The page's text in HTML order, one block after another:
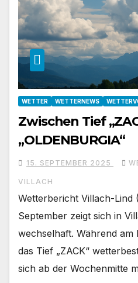
WETTER WETTERNEWS
Zwischen Tief
„OLDENBURGIA“
15. SEPTEMBER 2025
VILLACH
Wetterbericht Villach-Lind
September zeigt sich in
wechselhaft. Während
das Tief „ZACK“
sich ab der Wochenmitte